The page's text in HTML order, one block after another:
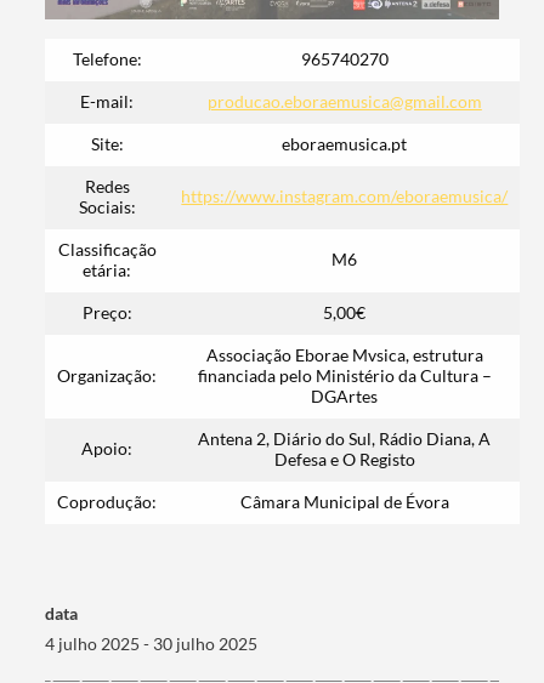
Filtros
Telefone: 965740270
E-mail: producao.eboraemusica@gmail.com
Site: eboraemusica.pt
Redes
Sociais:
https://www.instagram.com/eboraemusica/
Classificação
etária:
M6
Preço: 5,00€
Organização:
Associação Eborae Mvsica, estrutura
financiada pelo Ministério da Cultura –
DGArtes
Apoio:
Antena 2, Diário do Sul, Rádio Diana, A
Defesa e O Registo
Coprodução: Câmara Municipal de Évora
data
4 julho 2025 - 30 julho 2025